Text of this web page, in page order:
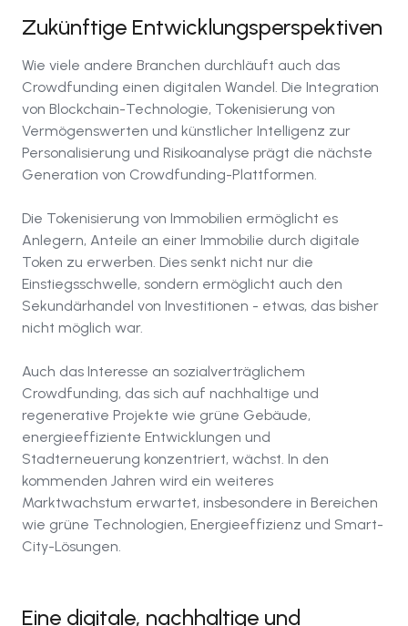
Zukünftige Entwicklungsperspektiven
Wie viele andere Branchen durchläuft auch das
Crowdfunding einen digitalen Wandel. Die Integration
von Blockchain-Technologie, Tokenisierung von
Vermögenswerten und künstlicher Intelligenz zur
Personalisierung und Risikoanalyse prägt die nächste
Generation von Crowdfunding-Plattformen.
Die Tokenisierung von Immobilien ermöglicht es
Anlegern, Anteile an einer Immobilie durch digitale
Token zu erwerben. Dies senkt nicht nur die
Einstiegsschwelle, sondern ermöglicht auch den
Sekundärhandel von Investitionen - etwas, das bisher
nicht möglich war.
Auch das Interesse an sozialverträglichem
Crowdfunding, das sich auf nachhaltige und
regenerative Projekte wie grüne Gebäude,
energieeffiziente Entwicklungen und
Stadterneuerung konzentriert, wächst. In den
kommenden Jahren wird ein weiteres
Marktwachstum erwartet, insbesondere in Bereichen
wie grüne Technologien, Energieeffizienz und Smart-
City-Lösungen.
Eine digitale, nachhaltige und